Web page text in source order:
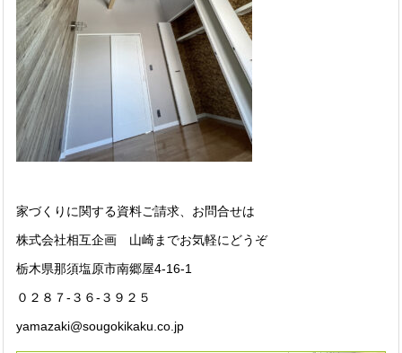
家づくりに関する資料ご請求、お問合せは
株式会社相互企画 山崎までお気軽にどうぞ
栃木県那須塩原市南郷屋4-16-1
０２８７-３６-３９２５
yamazaki@sougokikaku.co.jp